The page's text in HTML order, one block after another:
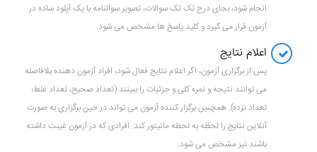
انجام شود، بجای درج تک تک سوالات، تصویر سوالنامه با یک آپلود ساده در
آزمون قرار می گیرد و کلید پاسخ ها مشخص می شود.
اعلام نتایج
پس از برگزاری آزمون، اگر اعلام نتایج فعال شود، افراد آزمون دهنده بلافاصله
می توانند نتیجه و نمره کلی و جزئیات را ببینند (تعداد صحیح، تعداد غلط،
تعداد نزده). همچنین برگزار کننده آزمون می تواند در حین برگزاری به صورت
آنلاین نتایج را لحظه به لحظه مانیتور کند. افرادی که در آزمون غیبت داشته
باشند نیز مشخص می شود.